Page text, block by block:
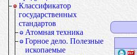
Классификатор
государственных
стандартов
Атомная техника
Горное дело. Полезные
ископаемые